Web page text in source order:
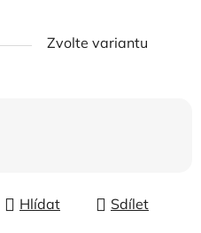
Zvolte variantu
Hlídat Sdílet